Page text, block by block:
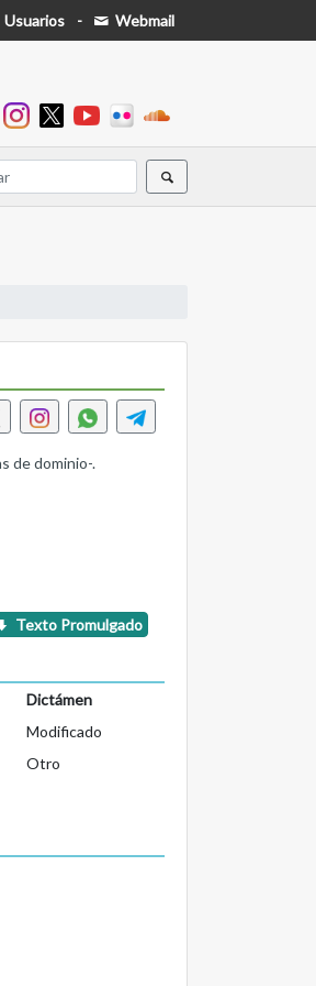
Usuarios - Webmail
de dominio-.
Texto Promulgado
Dictámen
Modificado
Otro